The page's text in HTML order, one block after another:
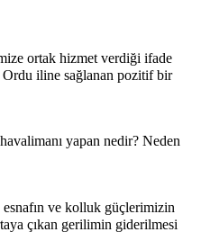
ortak hizmet verdiği ifade
Ordu iline sağlanan pozitif bir
yapan nedir? Neden
ve kolluk güçlerimizin
çıkan gerilimin giderilmesi